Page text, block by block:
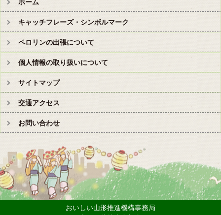
ホーム
キャッチフレーズ・シンボルマーク
ペロリンの出張について
個人情報の取り扱いについて
サイトマップ
交通アクセス
お問い合わせ
おいしい山形推進機構事務局